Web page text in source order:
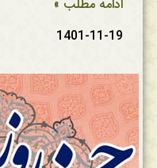
ادامه مطلب »
1401-11-19